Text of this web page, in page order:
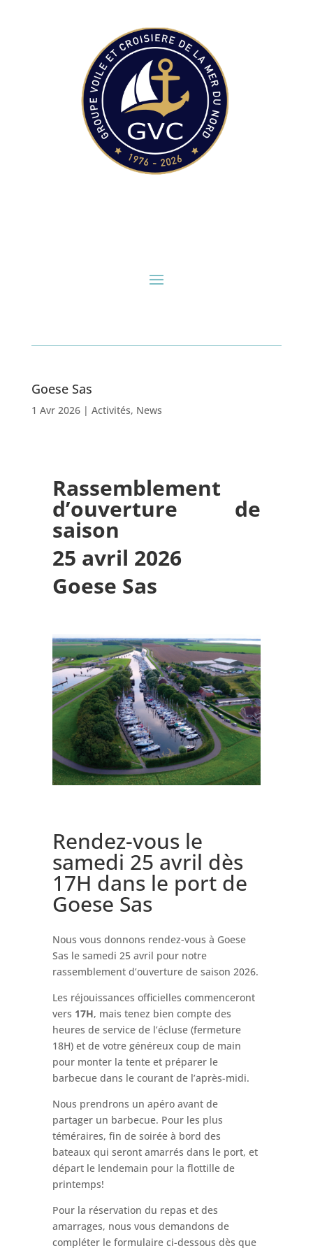
Goese Sas
1 Avr 2026| Activités, News
Rassemblement
d’ouverture de
saison
25 avril 2026
Goese Sas
Rendez-vous le
samedi 25 avril dès
17H dans le port de
Goese Sas
Nous vous donnons rendez-vous à Goese
Sas le samedi 25 avril pour notre
rassemblement d’ouverture de saison 2026.
Les réjouissances officielles commenceront
vers 17H, mais tenez bien compte des
heures de service de l’écluse (fermeture
18H) et de votre généreux coup de main
pour monter la tente et préparer le
barbecue dans le courant de l’après-midi.
Nous prendrons un apéro avant de
partager un barbecue. Pour les plus
téméraires, fin de soirée à bord des
bateaux qui seront amarrés dans le port, et
départ le lendemain pour la flottille de
printemps!
Pour la réservation du repas et des
amarrages, nous vous demandons de
compléter le formulaire ci-dessous dès que